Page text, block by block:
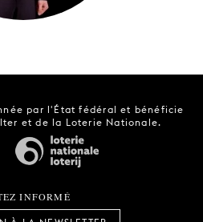
par l'État fédéral et bénéficie
et de la Loterie Nationale.
INFORMÉ